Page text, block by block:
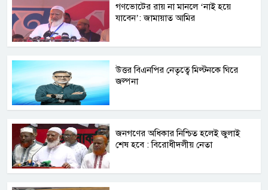
গণভোটের রায় না মানলে ‘নাই হয়ে
যাবেন’: জামায়াত আমির
উত্তর বিএনপির নেতৃত্বে মিল্টনকে ঘিরে
জল্পনা
জনগণের অধিকার নিশ্চিত হলেই জুলাই
শেষ হবে : বিরোধীদলীয় নেতা